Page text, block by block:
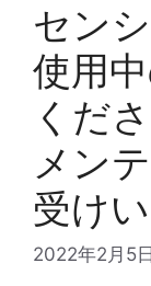
セン
使用
くだ
メン
受け
2022年2月5日